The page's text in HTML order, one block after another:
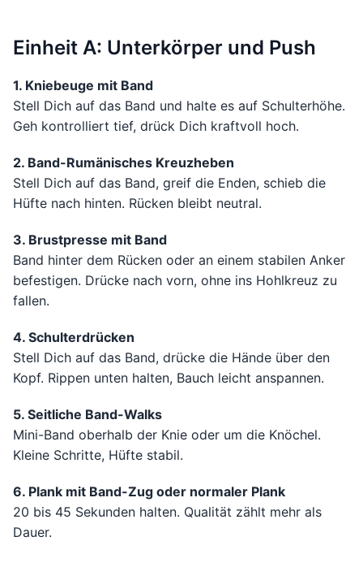
Einheit A: Unterkörper und Push
1. Kniebeuge mit Band
Stell Dich auf das Band und halte es auf Schulterhöhe.
Geh kontrolliert tief, drück Dich kraftvoll hoch.
2. Band-Rumänisches Kreuzheben
Stell Dich auf das Band, greif die Enden, schieb die
Hüfte nach hinten. Rücken bleibt neutral.
3. Brustpresse mit Band
Band hinter dem Rücken oder an einem stabilen Anker
befestigen. Drücke nach vorn, ohne ins Hohlkreuz zu
fallen.
4. Schulterdrücken
Stell Dich auf das Band, drücke die Hände über den
Kopf. Rippen unten halten, Bauch leicht anspannen.
5. Seitliche Band-Walks
Mini-Band oberhalb der Knie oder um die Knöchel.
Kleine Schritte, Hüfte stabil.
6. Plank mit Band-Zug oder normaler Plank
20 bis 45 Sekunden halten. Qualität zählt mehr als
Dauer.